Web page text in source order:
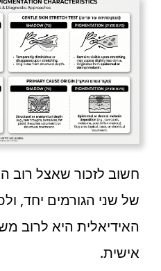
חשוב לזכור שאצל רוב
של שני הגורמים יחד,
האידיאלית היא לרוב
אישית.